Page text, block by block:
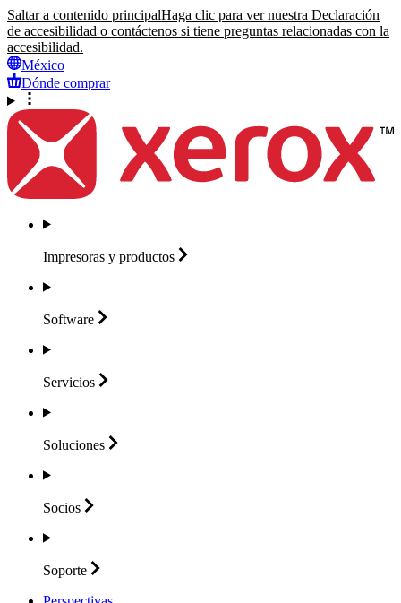
Saltar a contenido principalHaga clic para ver nuestra Declaración
de accesibilidad o contáctenos si tiene preguntas relacionadas con la
accesibilidad.
México
Dónde comprar
Impresoras y productos
Software
Servicios
Soluciones
Socios
Soporte